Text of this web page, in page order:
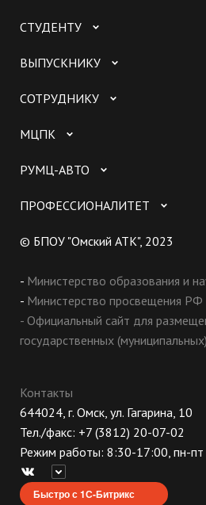
СТУДЕНТУ
ВЫПУСКНИКУ
СОТРУДНИКУ
МЦПК
РУМЦ-АВТО
ПРОФЕССИОНАЛИТЕТ
© БПОУ "Омский АТК", 2023
- Министерство образования и
- Министерство просвещения РФ
- Официальный сайт для
государственных
Контакты
644024, г. Омск, ул. Гагарина, 10
Тел./факс: +7 (3812) 20-07-02
Режим работы: 8:30-17:00, пн-пт
Быстро с 1С-Битрикс